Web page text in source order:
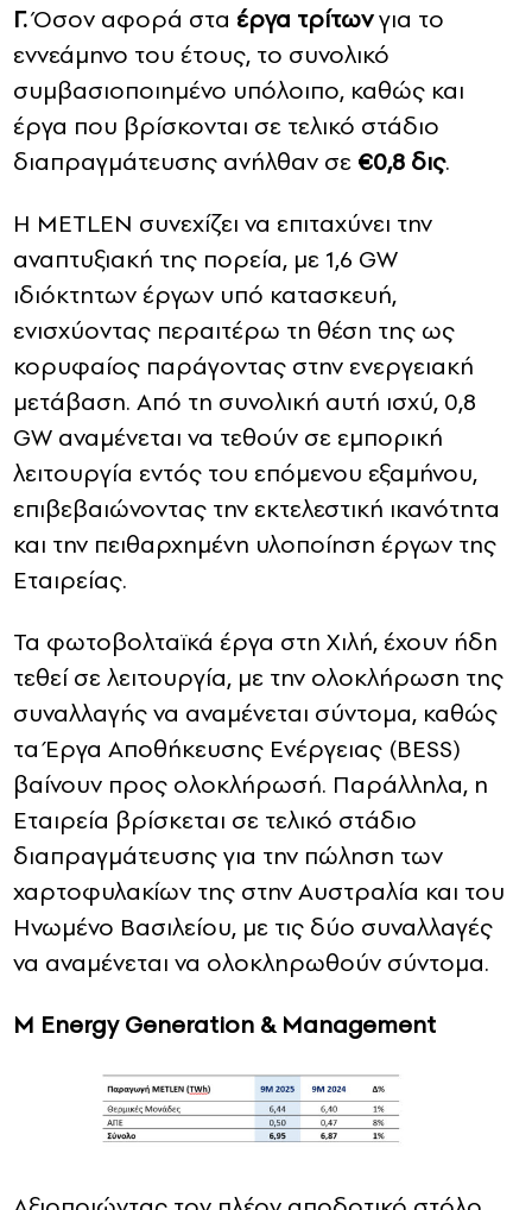
Γ.Όσον αφορά στα έργα τρίτωνγια το
εννεάμηνο του έτους, το συνολικό
συμβασιοποιημένο υπόλοιπο, καθώς και
έργα που βρίσκονται σε τελικό στάδιο
διαπραγμάτευσης ανήλθαν σε €0,8 δις.
Η METLEN συνεχίζει να επιταχύνει την
αναπτυξιακή της πορεία, με 1,6 GW
ιδιόκτητων έργων υπό κατασκευή,
ενισχύοντας περαιτέρω τη θέση της ως
κορυφαίος παράγοντας στην ενεργειακή
μετάβαση. Από τη συνολική αυτή ισχύ, 0,8
GW αναμένεται να τεθούν σε εμπορική
λειτουργία εντός του επόμενου εξαμήνου,
επιβεβαιώνοντας την εκτελεστική ικανότητα
και την πειθαρχημένη υλοποίηση έργων της
Εταιρείας.
Τα φωτοβολταϊκά έργα στη Χιλή, έχουν ήδη
τεθεί σε λειτουργία, με την ολοκλήρωση της
συναλλαγής να αναμένεται σύντομα, καθώς
τα Έργα Αποθήκευσης Ενέργειας (BESS)
βαίνουν προς ολοκλήρωσή. Παράλληλα, η
Εταιρεία βρίσκεται σε τελικό στάδιο
διαπραγμάτευσης για την πώληση των
χαρτοφυλακίων της στην Αυστραλία και του
Ηνωμένο Βασιλείου, με τις δύο συναλλαγές
να αναμένεται να ολοκληρωθούν σύντομα.
M Energy Generation &Management